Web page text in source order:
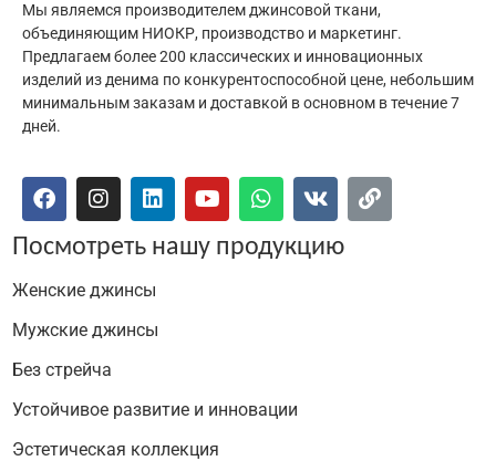
Мы являемся производителем джинсовой ткани,
объединяющим НИОКР, производство и маркетинг.
Предлагаем более 200 классических и инновационных
изделий из денима по конкурентоспособной цене, небольшим
минимальным заказам и доставкой в основном в течение 7
дней.
Посмотреть нашу продукцию
Женские джинсы
Мужские джинсы
Без стрейча
Устойчивое развитие и инновации
Эстетическая коллекция